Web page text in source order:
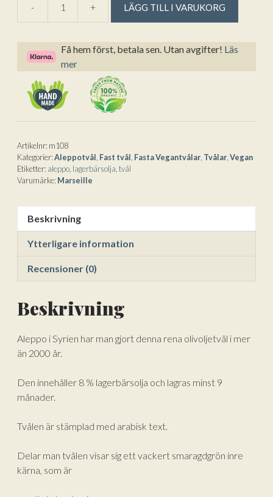
-
Aleppokub
Lagerbergsolja
från
Marseille
185g
mängd
+ LÄGG TILL I VARUKORG
e
n
e
:
Få hem först, betala sen. Utan avgifter! Läs
mer
Artikelnr: m108
Kategorier:Aleppotvål Fast tvål Fasta Vegantvålar Tvålar Vegan
Etiketter: aleppo lagerbärsolja tvål
Varumärke: Marseille
Beskrivning
Ytterligare information
Recensioner (0)
Beskrivning
Aleppo i Syrien har man gjort denna rena olivoljetvål i mer
än 2000 år.
Den innehåller 8 % lagerbärsolja och lagras minst 9
månader.
Tvålen är stämplad med arabisk text.
Delar man tvålen visar sig ett vackert smaragdgrön inre
kärna, som är